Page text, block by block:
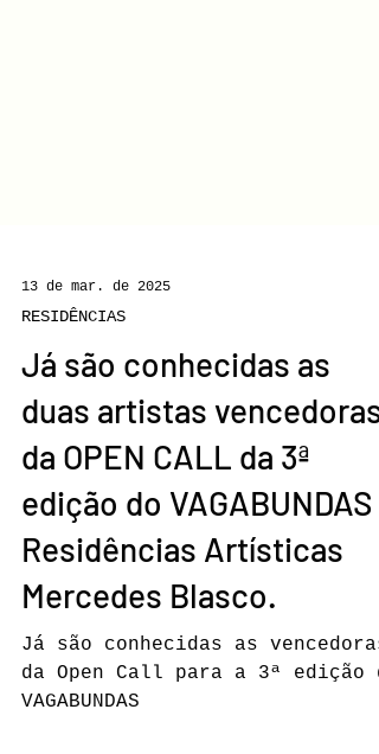
13 de mar. de 2025
RESIDÊNCIAS
Já são conhecidas as
duas artistas vencedoras
da OPEN CALL da 3ª
edição do VAGABUNDAS –
Residências Artísticas
Mercedes Blasco.
Já são conhecidas as vencedoras